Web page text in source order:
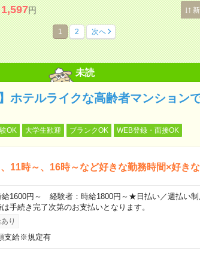
1,597円
1 2 次へ
未読
ホテルライクな高齢者マンション
OK 大学生歓迎 ブランクOK WEB登録・面接OK
11時～、16時～など好きな勤務時間×好きな
給1600円～ 経験者：時給1800円～★日払い／週払い制
手続き完了次第のお支払いとなります。
り
支給※規定有